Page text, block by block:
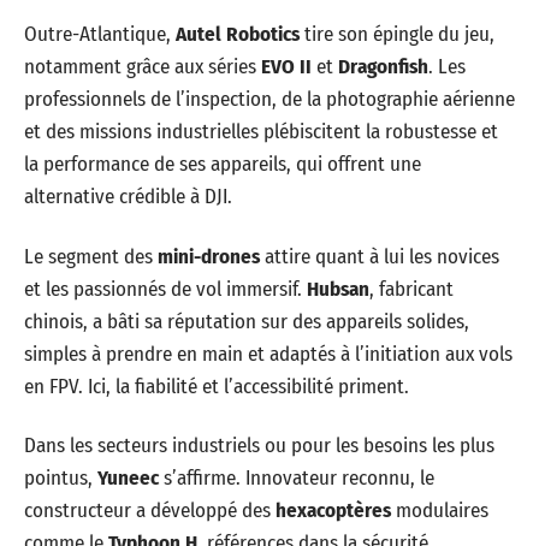
Outre-Atlantique, Autel Roboticstire son épingle du jeu,
notamment grâce aux séries EVO II et Dragonfish. Les
professionnels de l’inspection, de la photographie aérienne
et des missions industrielles plébiscitent la robustesse et
la performance de ses appareils, qui offrent une
alternative crédible à DJI.
Le segment desmini-dronesattire quant à lui les novices
et les passionnés de vol immersif. Hubsan, fabricant
chinois, a bâti sa réputation sur des appareils solides,
simples à prendre en main et adaptés à l’initiation aux vols
en FPV. Ici, la fiabilité et l’accessibilité priment.
Dans les secteurs industriels ou pour les besoins les plus
pointus, Yuneecs’affirme. Innovateur reconnu, le
constructeur a développé des hexacoptèresmodulaires